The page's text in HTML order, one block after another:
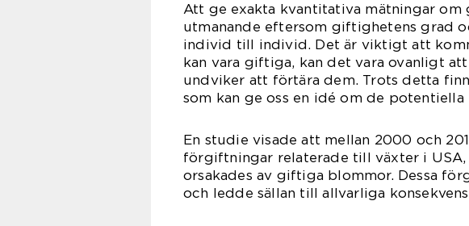
Att ge exakta kvantitativa mätningar
utmanande eftersom giftighetens grad
individ till individ. Det är viktigt att
kan vara giftiga, kan det vara ovanligt
undviker att förtära dem. Trots detta
som kan ge oss en idé om de
En studie visade att mellan 2000 och
förgiftningar relaterade till växter i USA,
orsakades av giftiga blommor. Dessa
och ledde sällan till allvarliga